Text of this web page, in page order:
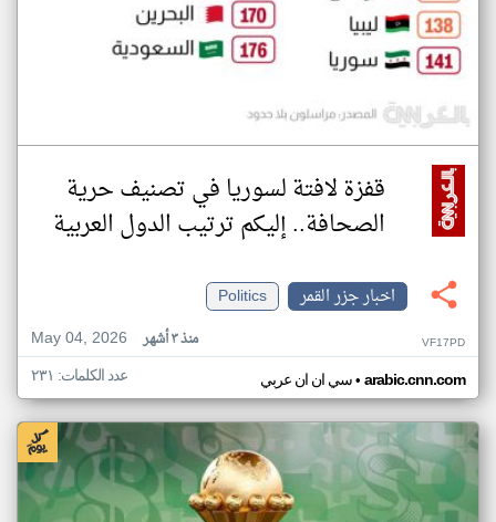
قفزة لافتة لسوريا في تصنيف حرية
الصحافة.. إليكم ترتيب الدول العربية
اخبار جزر القمر
Politics
May 04, 2026
منذ ٣ أشهر VF17PD
سي ان ان عربي• arabic.cnn.com عدد الكلمات: ٢٣١